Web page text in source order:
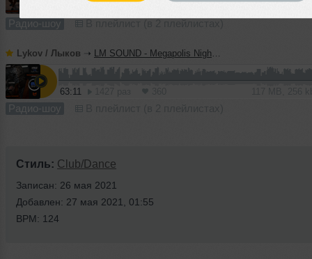
Радио-шоу
Lykov / Лыков ➝ LM SOUND - Megapolis Night 30.06.2026
63:11
Радио-шоу
Стиль: Club/Dance
Записан: 26 мая 2021
Добавлен: 27 мая 2021, 01:55
BPM: 124